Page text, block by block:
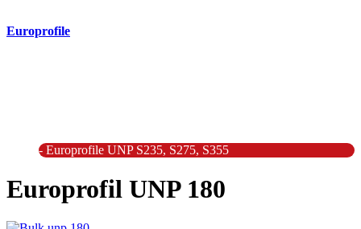
Europrofile
- Europrofile UNP S235, S275, S355
Europrofil UNP 180